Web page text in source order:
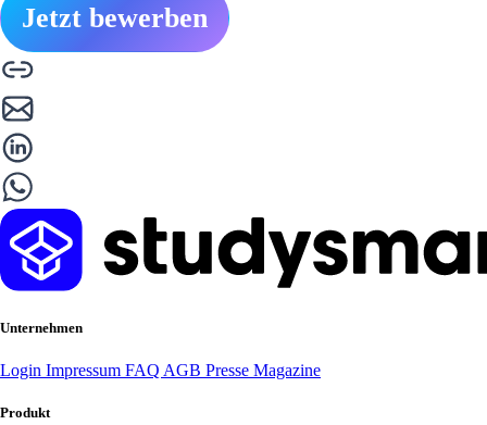
Jetzt bewerben
Unternehmen
Login Impressum FAQ AGB Presse Magazine
Produkt